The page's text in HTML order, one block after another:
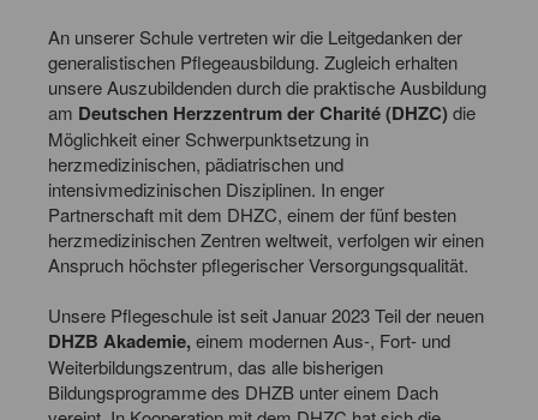
An unserer Schule vertreten wir die Leitgedanken der
generalistischen Pflegeausbildung. Zugleich erhalten
unsere Auszubildenden durch die praktische Ausbildung
am Deutschen Herzzentrum der Charité (DHZC)die
Möglichkeit einer Schwerpunktsetzung in
herzmedizinischen, pädiatrischen und
intensivmedizinischen Disziplinen. In enger
Partnerschaft mit dem DHZC, einem der fünf besten
herzmedizinischen Zentren weltweit, verfolgen wir einen
Anspruch höchster pflegerischer Versorgungsqualität.
Unsere Pflegeschule ist seit Januar 2023 Teil der neuen
DHZB Akademie,einem modernen Aus-, Fort- und
Weiterbildungszentrum, das alle bisherigen
Bildungsprogramme des DHZB unter einem Dach